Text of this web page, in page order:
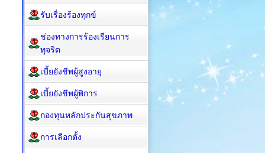
รับเรื่องร้องทุกข์
ช่องทางการร้องเรียนการ
ทุจริต
เบี้ยยังชีพผู้สูงอายุ
เบี้ยยังชีพผู้พิการ
กองทุนหลักประกันสุขภาพ
การเลือกตั้ง